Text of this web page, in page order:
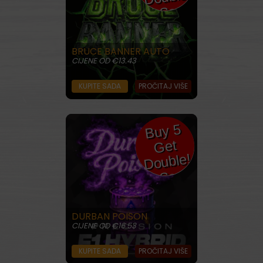
Seeds
BRUCE BANNER AUTO
CIJENE OD €13.43
KUPITE SADA PROČITAJ VIŠE
Buy 5
Get
Double!
10
Seeds
DURBAN POISON
CIJENE OD €16.53
KUPITE SADA PROČITAJ VIŠE